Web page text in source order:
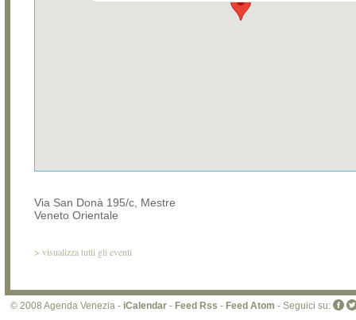
Via San Donà 195/c, Mestre
Veneto Orientale
> visualizza tutti gli eventi
© 2008 Agenda Venezia - iCalendar - Feed Rss - Feed Atom - Seguici su: